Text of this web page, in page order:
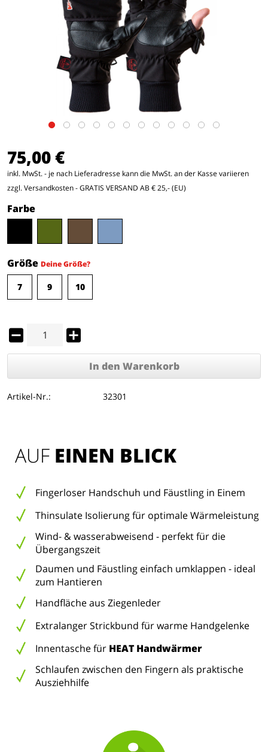
75,00 €
inkl. MwSt. - je nach Lieferadresse kann die MwSt. an der Kasse variieren
zzgl. Versandkosten- GRATIS VERSAND AB € 25,- (EU)
Farbe
Größe Deine Größe?
7 9 10
In den Warenkorb
Artikel-Nr.: 32301
AUF EINEN BLICK
Fingerloser Handschuh und Fäustling in Einem
Thinsulate Isolierung für optimale Wärmeleistung
Wind- & wasserabweisend - perfekt für die
Übergangszeit
Daumen und Fäustling einfach umklappen - ideal
zum Hantieren
Handfläche aus Ziegenleder
Extralanger Strickbund für warme Handgelenke
Innentasche für HEAT Handwärmer
Schlaufen zwischen den Fingern als praktische
Ausziehhilfe